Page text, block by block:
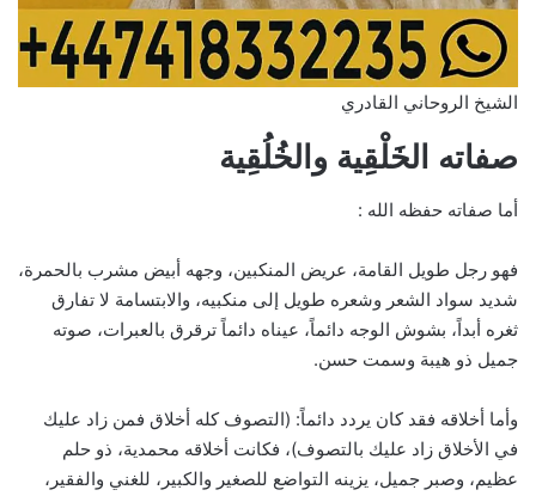
الشيخ الروحاني القادري
صفاته الخَلْقِية والخُلُقِية
أما صفاته حفظه الله :
فهو رجل طويل القامة، عريض المنكبين، وجهه أبيض مشرب بالحمرة،
شديد سواد الشعر وشعره طويل إلى منكبيه، والابتسامة لا تفارق
ثغره أبداً، بشوش الوجه دائماً، عيناه دائماً ترقرق بالعبرات، صوته
جميل ذو هيبة وسمت حسن.
وأما أخلاقه فقد كان يردد دائماً: (التصوف كله أخلاق فمن زاد عليك
في الأخلاق زاد عليك بالتصوف)، فكانت أخلاقه محمدية، ذو حلم
عظيم، وصبر جميل، يزينه التواضع للصغير والكبير، للغني والفقير،